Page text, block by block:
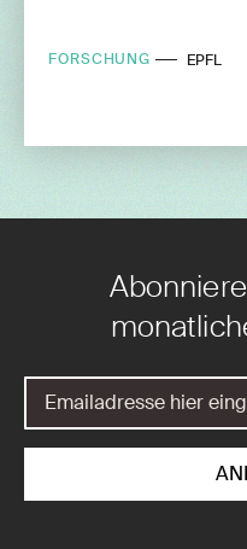
FORSCHUNG EPFL